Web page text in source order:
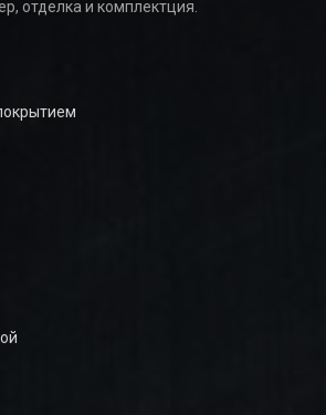
отделка и комплектция.